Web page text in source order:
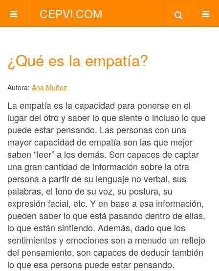
CEPVI.COM
¿Qué es la empatía?
Autora: Ana Muñoz
La empatía es la capacidad para ponerse en el
lugar del otro y saber lo que siente o incluso lo que
puede estar pensando. Las personas con una
mayor capacidad de empatía son las que mejor
saben “leer” a los demás. Son capaces de captar
una gran cantidad de información sobre la otra
persona a partir de su lenguaje no verbal, sus
palabras, el tono de su voz, su postura, su
expresión facial, etc. Y en base a esa información,
pueden saber lo que está pasando dentro de ellas,
lo que están sintiendo. Además, dado que los
sentimientos y emociones son a menudo un reflejo
del pensamiento, son capaces de deducir también
lo que esa persona puede estar pensando.